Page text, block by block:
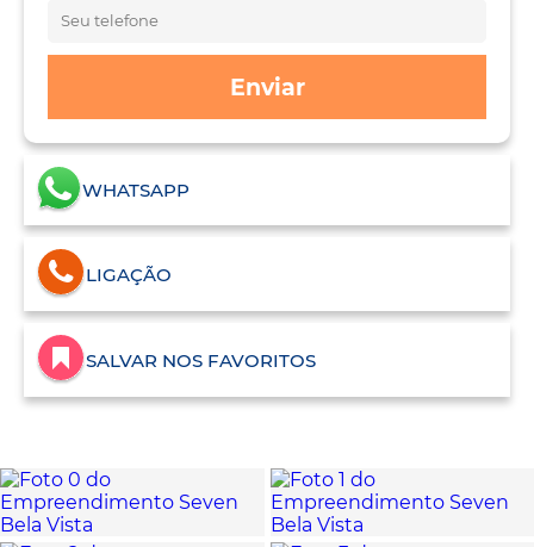
Enviar
WHATSAPP
LIGAÇÃO
SALVAR NOS FAVORITOS